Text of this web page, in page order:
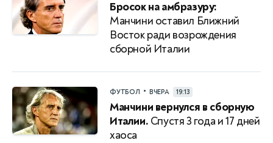
Бросок на амбразуру:
Манчини оставил Ближний
Восток ради возрождения
сборной Италии
ФУТБОЛ • ВЧЕРА 19:13
Манчини вернулся в сборную
Италии. Спустя 3 года и 17 дней
хаоса